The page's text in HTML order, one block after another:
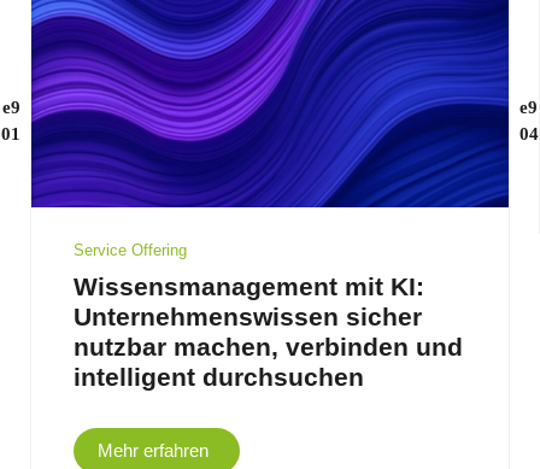
Service Offering
Wissensmanagement mit KI:
Unternehmenswissen sicher
nutzbar machen, verbinden und
intelligent durchsuchen
Mehr erfahren